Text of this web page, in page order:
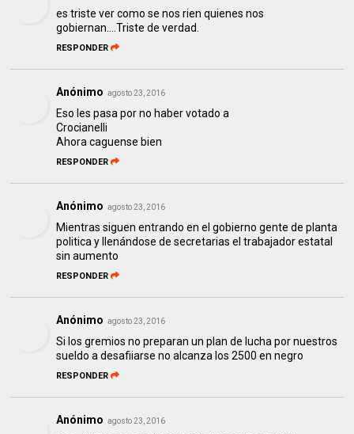
es triste ver como se nos rien quienes nos
gobiernan....Triste de verdad.
RESPONDER
Anónimo agosto 23, 2016
Eso les pasa por no haber votado a
Crocianelli
Ahora caguense bien
RESPONDER
Anónimo agosto 23, 2016
Mientras siguen entrando en el gobierno gente de planta
politica y llenándose de secretarias el trabajador estatal
sin aumento
RESPONDER
Anónimo agosto 23, 2016
Si los gremios no preparan un plan de lucha por nuestros
sueldo a desafiiarse no alcanza los 2500 en negro
RESPONDER
Anónimo agosto 23, 2016